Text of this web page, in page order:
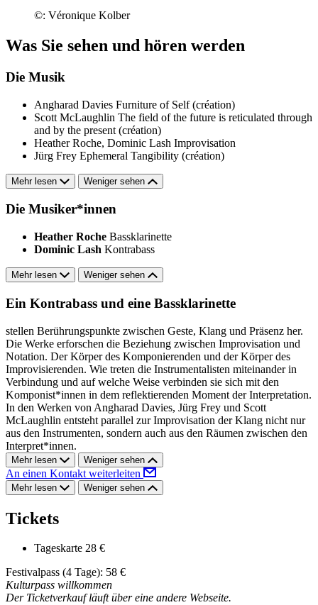
©: Véronique Kolber
Was Sie sehen und hören werden
Die Musik
Angharad Davies Furniture of Self (création)
Scott McLaughlin The field of the future is reticulated through
and by the present (création)
Heather Roche, Dominic Lash Improvisation
Jürg Frey Ephemeral Tangibility (création)
Mehr lesen Weniger sehen
Die Musiker*innen
Heather Roche Bassklarinette
Dominic Lash Kontrabass
Mehr lesen Weniger sehen
Ein Kontrabass und eine Bassklarinette
stellen Berührungspunkte zwischen Geste, Klang und Präsenz her.
Die Werke erforschen die Beziehung zwischen Improvisation und
Notation. Der Körper des Komponierenden und der Körper des
Improvisierenden. Wie treten die Instrumentalisten miteinander in
Verbindung und auf welche Weise verbinden sie sich mit den
Komponist*innen in dem reflektierenden Moment der Interpretation.
In den Werken von Angharad Davies, Jürg Frey und Scott
McLaughlin entsteht parallel zur Improvisation der Klang nicht nur
aus den Instrumenten, sondern auch aus den Räumen zwischen den
Interpret*innen.
Mehr lesen Weniger sehen
An einen Kontakt weiterleiten
Mehr lesen Weniger sehen
Tickets
Tageskarte 28 €
Festivalpass (4 Tage): 58 €
Kulturpass willkommen
Der Ticketverkauf läuft über eine andere Webseite.